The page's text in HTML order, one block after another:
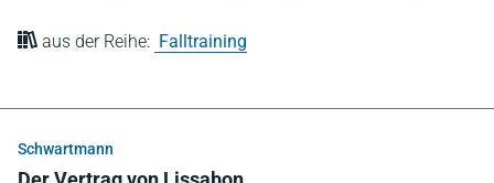
aus der Reihe: Falltraining
Schwartmann